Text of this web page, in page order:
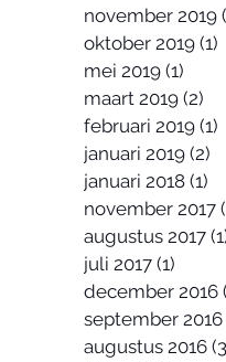
november 2019
oktober 2019 (1)
mei 2019 (1)
maart 2019 (2)
februari 2019 (1)
januari 2019 (2)
januari 2018 (1)
november 2017
augustus 2017
juli 2017 (1)
december 2016
september 2016
augustus 2016